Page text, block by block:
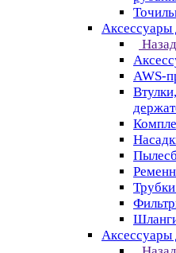
Аксессуары
Назад
AWS-
Аксессуары